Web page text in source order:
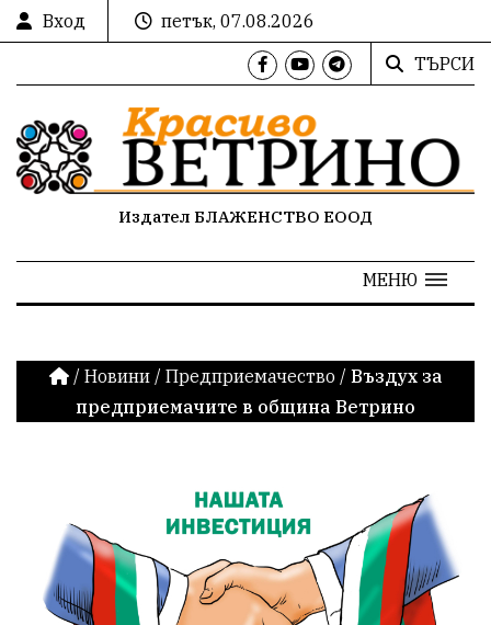
Вход
петък, 07.08.2026
ТЪРСИ
Издател БЛАЖЕНСТВО ЕООД
МЕНЮ
/ Новини / Предприемачество / Въздух за
предприемачите в община Ветрино